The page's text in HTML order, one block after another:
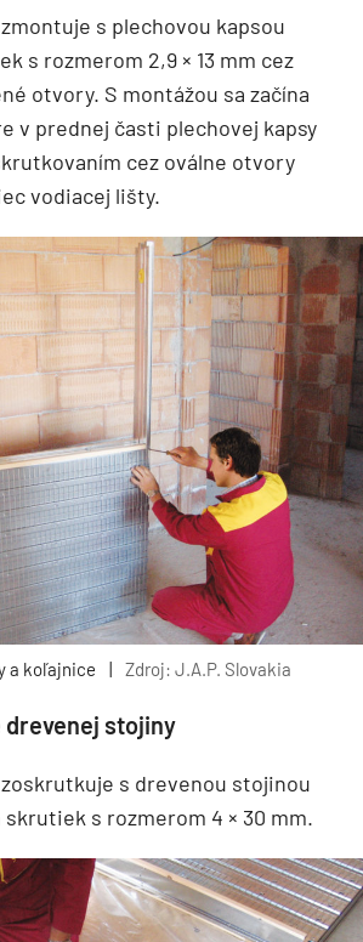
s plechovou kapsou
s rozmerom 2,9 × 13 mm cez
otvory. S montážou sa začína
v prednej časti plechovej kapsy
cez oválne otvory
vodiacej lišty.
a koľajnice | Zdroj: J.A.P. Slovakia
drevenej stojiny
s drevenou stojinou
s rozmerom 4 × 30 mm.